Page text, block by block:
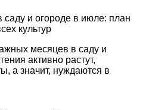
и огороде в июле: план
культур
месяцев в саду и
активно растут,
а значит, нуждаются в